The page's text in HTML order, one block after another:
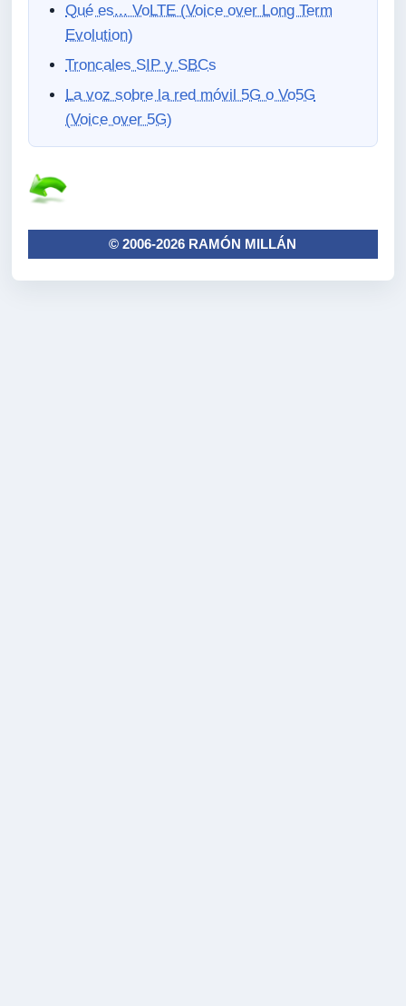
Qué es... VoLTE (Voice over Long Term
Evolution)
Troncales SIP y SBCs
La voz sobre la red móvil 5G o Vo5G
(Voice over 5G)
© 2006-2026 RAMÓN MILLÁN